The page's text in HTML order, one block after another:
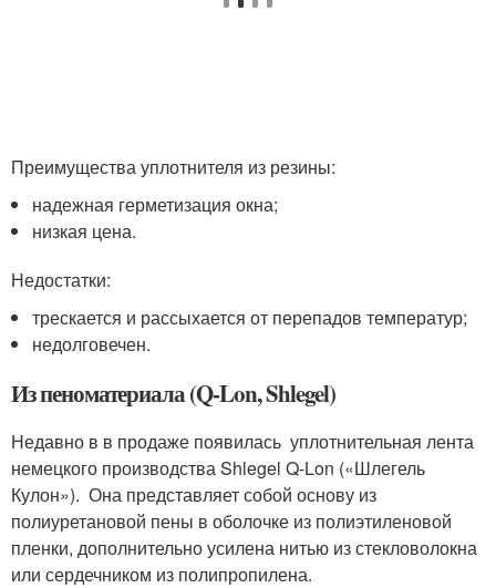
Преимущества уплотнителя из резины:
надежная герметизация окна;
низкая цена.
Недостатки:
трескается и рассыхается от перепадов температур;
недолговечен.
Из пеноматериала (Q-Lon, Shlegel)
Недавно в в продаже появилась уплотнительная лента
немецкого производства Shlegel Q-Lon («Шлегель
Кулон»). Она представляет собой основу из
полиуретановой пены в оболочке из полиэтиленовой
пленки, дополнительно усилена нитью из стекловолокна
или сердечником из полипропилена.